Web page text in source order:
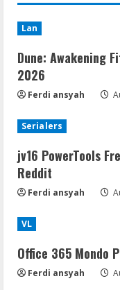
Lan
Dune: Awakening
2026
Ferdi ansyah
Serialers
jv16 PowerTools
Reddit
Ferdi ansyah
VL
Office 365 Mondo
Ferdi ansyah